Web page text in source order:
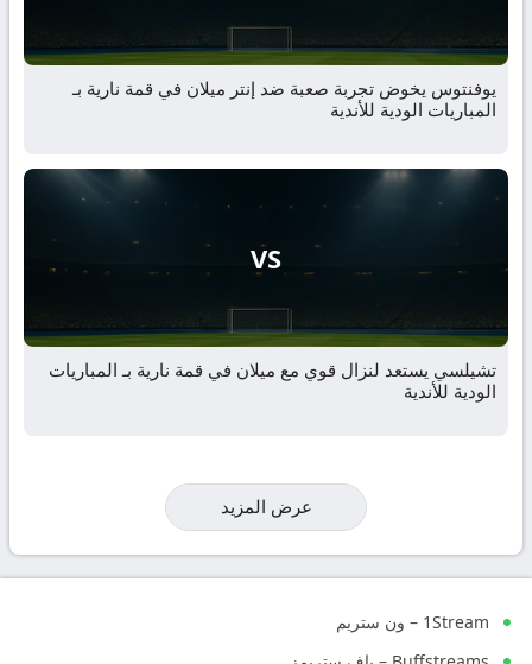
يوفنتوس يخوض تجربة صعبة ضد إنتر ميلان في قمة نارية بـ
المباريات الودية للأندية
VS
تشيلسي يستعد لنزال قوي مع ميلان في قمة نارية بـ المباريات
الودية للأندية
عرض المزيد
1Stream – ون ستريم